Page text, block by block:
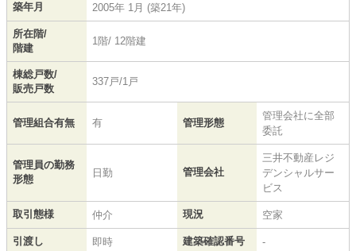
築年月 2005年 1月 (築21年)
所在階/
階建
1階/ 12階建
棟総戸数/
販売戸数
337戸/1戸
管理組合有無 有 管理形態
管理会社に全部
委託
管理員の勤務
形態
日勤 管理会社
三井不動産レジ
デンシャルサー
ビス
取引態様 仲介 現況 空家
引渡し 即時 建築確認番号 -